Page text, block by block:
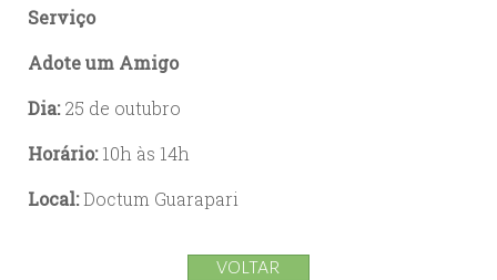
Serviço
Adote um Amigo
Dia:25 de outubro
Horário:10h às 14h
Local:Doctum Guarapari
VOLTAR